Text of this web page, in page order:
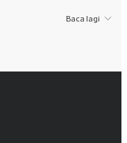
Baca lagi